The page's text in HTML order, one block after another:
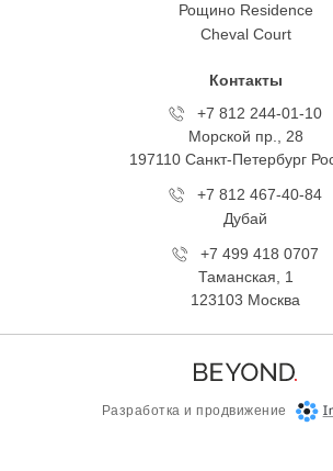
Рощино Residence
Cheval Court
Контакты
+7 812 244-01-10
Морской пр., 28
197110 Санкт-Петербург
+7 812 467-40-84
Дубай
+7 499 418 0707
Таманская, 1
123103 Москва
Разработка и продвижение